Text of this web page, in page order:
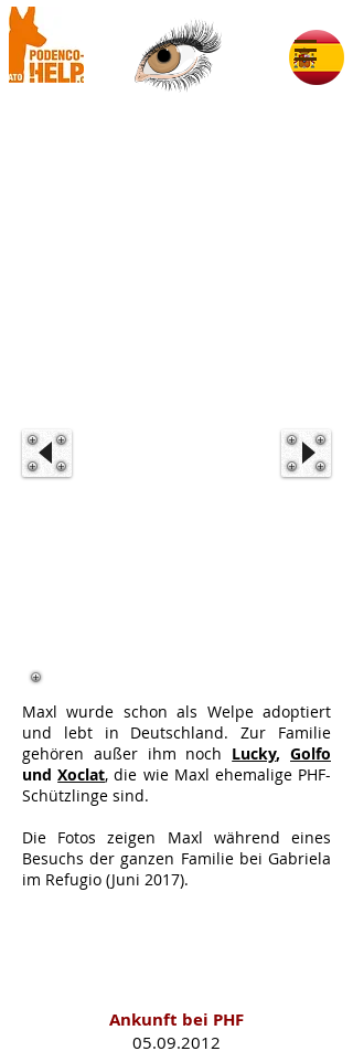
Maxl wurde schon als Welpe adoptiert
und lebt in Deutschland. Zur Familie
gehören außer ihm noch Lucky,Golfo
undXoclat, die wie Maxl ehemalige PHF-
Schützlinge sind.
Die Fotos zeigen Maxl während eines
Besuchs der ganzen Familie bei Gabriela
im Refugio (Juni 2017).
Ankunft bei PHF
05.09.2012